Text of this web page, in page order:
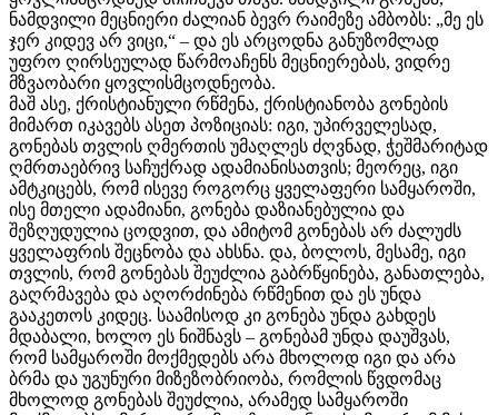
ნამდვილი მეცნიერი ძალიან ბევრ რაიმეზე ამბობს: „მე ეს
ჯერ კიდევ არ ვიცი,“ – და ეს არცოდნა განუზომლად
უფრო ღირსეულად წარმოაჩენს მეცნიერებას, ვიდრე
მზვაობარი ყოვლისმცოდნეობა.
მაშ ასე, ქრისტიანული რწმენა, ქრისტიანობა გონების
მიმართ იკავებს ასეთ პოზიციას: იგი, უპირველესად,
გონებას თვლის ღმერთის უმაღლეს ძღვნად, ჭეშმარიტად
ღმრთაებრივ საჩუქრად ადამიანისათვის; მეორეც, იგი
ამტკიცებს, რომ ისევე როგორც ყველაფერი სამყაროში,
ისე მთელი ადამიანი, გონება დაზიანებულია და
შეზღუდულია ცოდვით, და ამიტომ გონებას არ ძალუძს
ყველაფრის შეცნობა და ახსნა. და, ბოლოს, მესამე, იგი
თვლის, რომ გონებას შეუძლია გაბრწყინება, განათლება,
გაღრმავება და აღორძინება რწმენით და ეს უნდა
გააკეთოს კიდეც. საამისოდ კი გონება უნდა გახდეს
მდაბალი, ხოლო ეს ნიშნავს – გონებამ უნდა დაუშვას,
რომ სამყაროში მოქმედებს არა მხოლოდ იგი და არა
ბრმა და უგუნური მიზეზობრიობა, რომლის წვდომაც
მხოლოდ გონებას შეუძლია, არამედ სამყაროში